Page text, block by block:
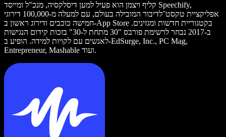
קליף ויצמן הוא פעיל למען דיסלקסיה, מנכ"ל ומייסד Speechify,
אפליקציית טקסט־לדיבור המובילה בעולם, עם למעלה מ-100,000 דירוגי
חמישה כוכבים ודירוג ראשון ב-App Store בקטגוריית חדשות ומגזינים.
ב-2017 נבחר לרשימת פורבס "30 מתחת ל-30" בזכות קידום הנגישות
לאנשים עם לקויות למידה. הופיע ב-EdSurge, Inc., PC Mag,
Entrepreneur, Mashable ועוד.